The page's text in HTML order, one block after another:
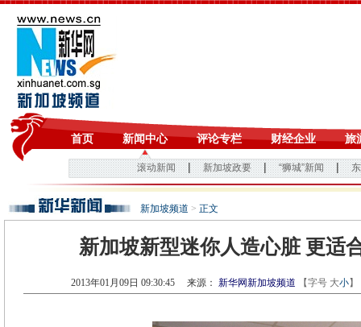
新加坡频道 > 正文
新加坡新型迷你人造心脏 更适
2013年01月09日 09:30:45 来源： 新华网新加坡频道 【字号 大小